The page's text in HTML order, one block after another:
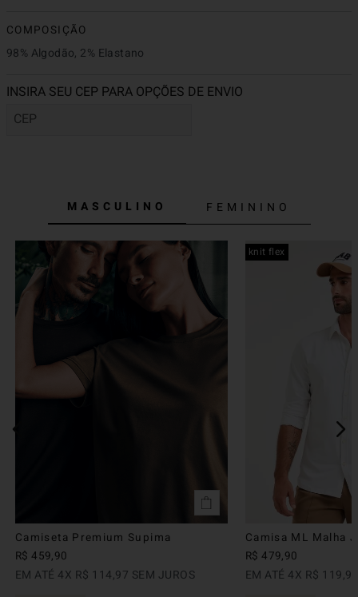
COMPOSIÇÃO
98% Algodão, 2% Elastano
MASCULINO FEMININO
Camiseta Premium Supima
R$ 459,90
EM ATÉ 4X R$ 114,97 SEM JUROS
knit flex
Camisa ML Malha
R$ 479,90
EM ATÉ 4X R$ 119,